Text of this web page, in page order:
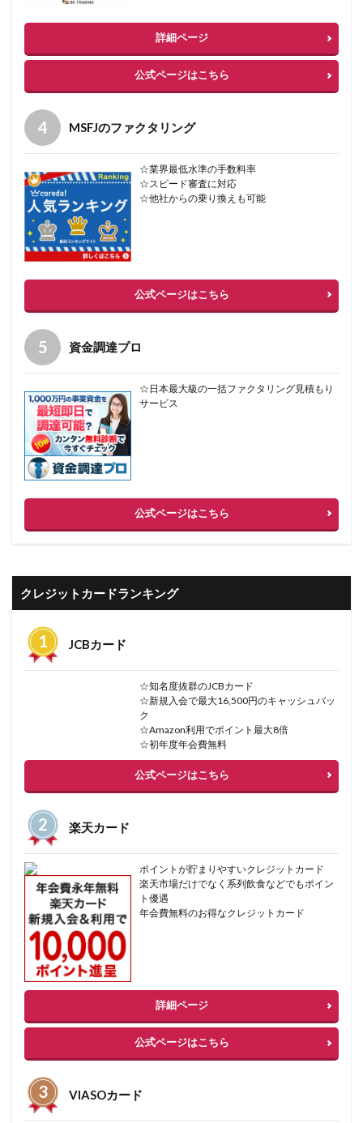
詳細ページ
公式ページはこちら
MSFJのファクタリング
☆業界最低水準の手数料率
☆スピード審査に対応
☆他社からの乗り換えも可能
公式ページはこちら
資金調達プロ
☆日本最大級の一括ファクタリング見積もり
サービス
公式ページはこちら
クレジットカードランキング
JCBカード
☆知名度抜群のJCBカード
☆新規入会で最大16,500円のキャッシュバッ
ク
☆Amazon利用でポイント最大8倍
☆初年度年会費無料
公式ページはこちら
楽天カード
ポイントが貯まりやすいクレジットカード
楽天市場だけでなく系列飲食などでもポイン
ト優遇
年会費無料のお得なクレジットカード
詳細ページ
公式ページはこちら
VIASOカード